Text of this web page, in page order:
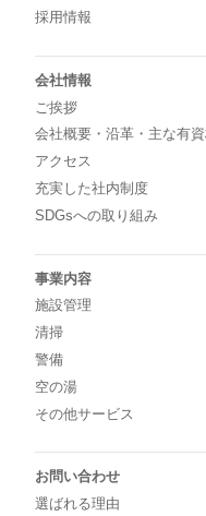
採用情報
会社情報
ご挨拶
会社概要・沿革・主な有
アクセス
充実した社内制度
SDGsへの取り組み
事業内容
施設管理
清掃
警備
空の湯
その他サービス
お問い合わせ
選ばれる理由